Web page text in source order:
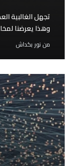
تجهل الغالبية
وهذا يعرضنا
من نور بكداش